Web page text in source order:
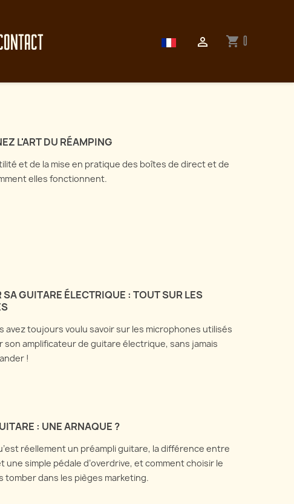
 shopping_cart 0
de l'utilité et de la
en pratique des boîtes de
direct et de réamping, et
comment elles fonctionnent.
savoir plus
Tout ce que vous avez
enregistrer son amplificateur
de...
L'ART DU RÉAMPING
et de la mise en pratique des boîtes de direct et de
elles fonctionnent.
SA GUITARE ÉLECTRIQUE : TOUT SUR LES
avez toujours voulu savoir sur les microphones utilisés
amplificateur de guitare électrique, sans jamais
!
: UNE ARNAQUE ?
réellement un préampli guitare, la différence entre
une simple pédale d’overdrive, et comment choisir le
tomber dans les pièges marketing.